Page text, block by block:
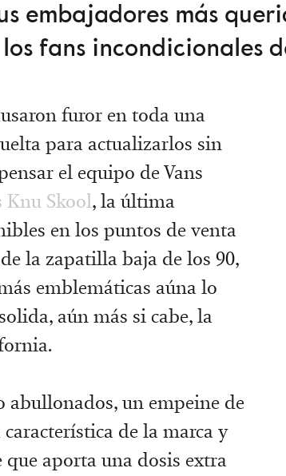
embajadores más
fans incondicionales
furor en toda una
para actualizarlos sin
el equipo de Vans
Knu Skool, la última
en los puntos de venta
la zapatilla baja de los 90,
emblemáticas aúna lo
aún más si cabe, la
un empeine de
de la marca y
aporta una dosis extra